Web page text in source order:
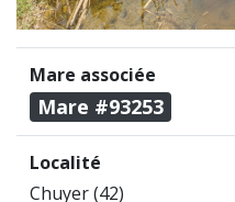
Mare associée
Mare #93253
Localité
Chuyer (42)